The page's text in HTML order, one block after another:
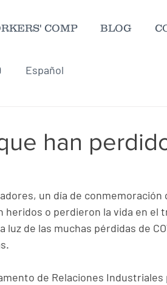
COMP BLOG
Español
han
un día de conmemoración
o perdieron la vida en el
de las muchas pérdidas de
de Relaciones Industriales